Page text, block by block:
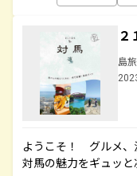
島旅
ようこそ！ グルメ、
対馬の魅力をギュッと